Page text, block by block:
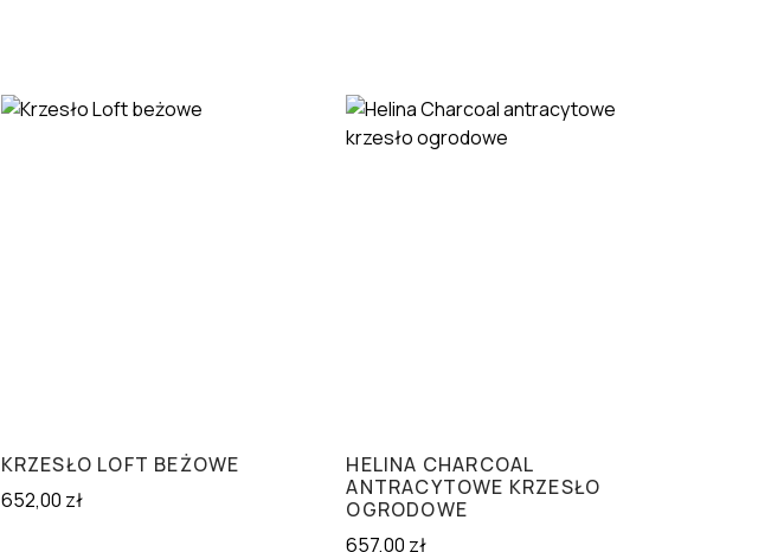
KRZESŁO LOFT BEŻOWE
652,00 zł
HELINA CHARCOAL
ANTRACYTOWE KRZESŁO
OGRODOWE
657,00 zł